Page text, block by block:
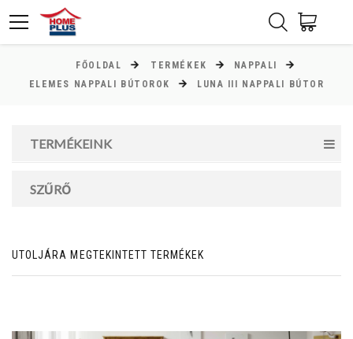
FŐOLDAL TERMÉKEK
NAPPALI
ELEMES NAPPALI BÚTOROK
LUNA III NAPPALI BÚTOR
TERMÉKEINK
SZŰRŐ
Ft
MAGASSÁG
cm
UTOLJÁRA MEGTEKINTETT TERMÉKEK